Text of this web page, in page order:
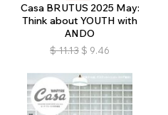
Casa BRUTUS 2025 May:
Think about YOUTH with
ANDO
$ 11.13 $ 9.46